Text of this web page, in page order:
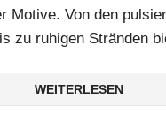
Motive. Von den
zu ruhigen Stränden
WEITERLESEN